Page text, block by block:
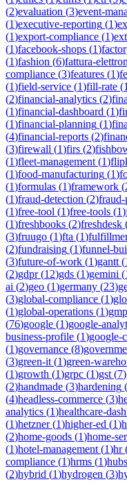
(2)evaluation (3)event-
(1)executive-reporting (1)
(1)export-compliance (1)
(1)facebook-shops (1)
(1)fashion (6)fattura-
compliance (3)features (1)
(1)field-service (1)fill-rate (1
(2)financial-analytics (2)
(1)financial-dashboard (1)
(1)financial-planning (1)
(4)financial-reports (2)
(3)firewall (1)firs (2)
(1)fleet-management (1)
(1)food-manufacturing (1)
(1)formulas (1)framework (
(1)fraud-detection (2)fraud-
(1)free-tool (1)free-tools (1)
(1)freshbooks (2)freshdesk
(3)fruugo (1)fta (1)
(2)fundraising (1)funnel-
(3)future-of-work (1)gantt (
(2)gdpr(12)gds (1)gemini (
ai (2)geo (1)germany (23)
(3)global-compliance (1)
(1)global-operations (1)gmp
(76)google (1)google-
business-profile (1)google-
(1)governance (8)
(3)green-it (1)green-
(1)growth (1)grpc (1)gst (7)
(2)handmade (3)hardening (
(4)headless-commerce (3)
analytics (1)healthcare-
(1)hetzner(1)higher-ed (1)
(2)home-goods (1)home-
(1)hotel-management (1)hr
compliance (1)hrms (1)
(2)hybrid (1)hydrogen (3)